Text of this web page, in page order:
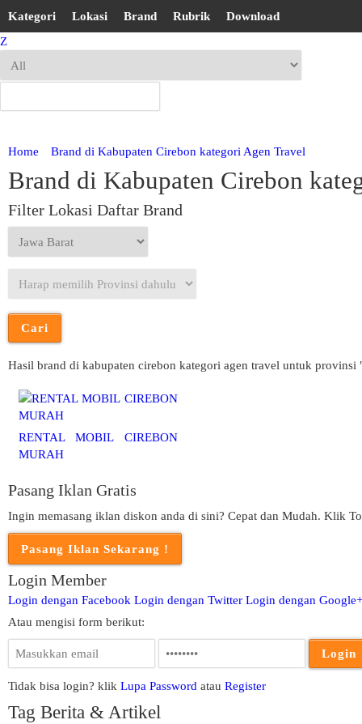
Kategori Lokasi Brand Rubrik
Download
Z
Home Brand di Kabupaten Cirebon kategori Agen Travel
Brand di Kabupaten Cirebon
Filter Lokasi Daftar Brand
Hasil brand di kabupaten cirebon kategori agen travel untuk provinsi
RENTAL MOBIL CIREBON
MURAH
Pasang Iklan Gratis
Ingin memasang iklan diskon anda di sini? Cepat dan Mudah. Klik
Login Member
Login dengan Facebook Login dengan Twitter Login dengan Google+
Atau mengisi form berikut:
Tidak bisa login? klik Lupa Password atau Register
Tag Berita & Artikel